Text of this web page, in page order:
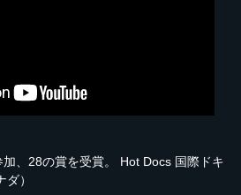
、28の賞を受賞。 Hot Docs 国際ドキ
）